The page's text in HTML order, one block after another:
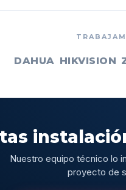
DAHUA HIKVISION
Nuestro equipo técnico lo
proyecto de